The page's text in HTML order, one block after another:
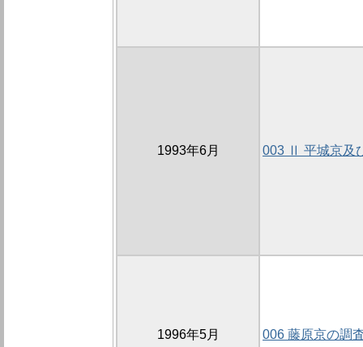
1993年6月 003 Ⅱ 平城京及
1996年5月 006 藤原京の調